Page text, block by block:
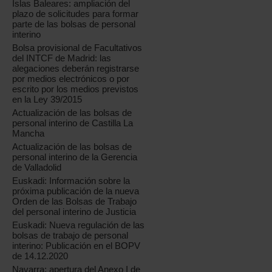
Islas Baleares: ampliación del
plazo de solicitudes para formar
parte de las bolsas de personal
interino
Bolsa provisional de Facultativos
del INTCF de Madrid: las
alegaciones deberán registrarse
por medios electrónicos o por
escrito por los medios previstos
en la Ley 39/2015
Actualización de las bolsas de
personal interino de Castilla La
Mancha
Actualización de las bolsas de
personal interino de la Gerencia
de Valladolid
Euskadi: Información sobre la
próxima publicación de la nueva
Orden de las Bolsas de Trabajo
del personal interino de Justicia
Euskadi: Nueva regulación de las
bolsas de trabajo de personal
interino: Publicación en el BOPV
de 14.12.2020
Navarra: apertura del Anexo I de